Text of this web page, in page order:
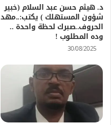
د. هيثم حسن عبد السلام (خبير
شؤون المستهلك ) يكتب:..مهد
الحروف..صبرك لحظة واحدة ..
وده المطلوب !
30/08/2025